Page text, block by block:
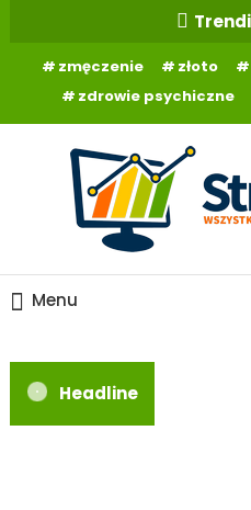
Contentzmęczenie złoto
zdrowie psychiczne
StrefaPLN.pl
Menu
Headline